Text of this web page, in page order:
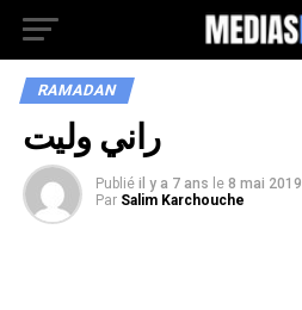
RAMADAN
راني وليت
Publié il y a 7 ans le 8 mai 2019
Par Salim Karchouche